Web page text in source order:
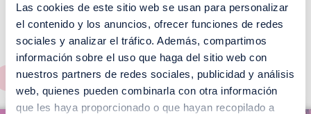
Las cookies de este sitio web se usan para personalizar
el contenido y los anuncios, ofrecer funciones de redes
sociales y analizar el tráfico. Además, compartimos
información sobre el uso que haga del sitio web con
nuestros partners de redes sociales, publicidad y análisis
web, quienes pueden combinarla con otra información
que les haya proporcionado o que hayan recopilado a
¡No te pierdas nuestros
EVENTOS!
Ver todos >